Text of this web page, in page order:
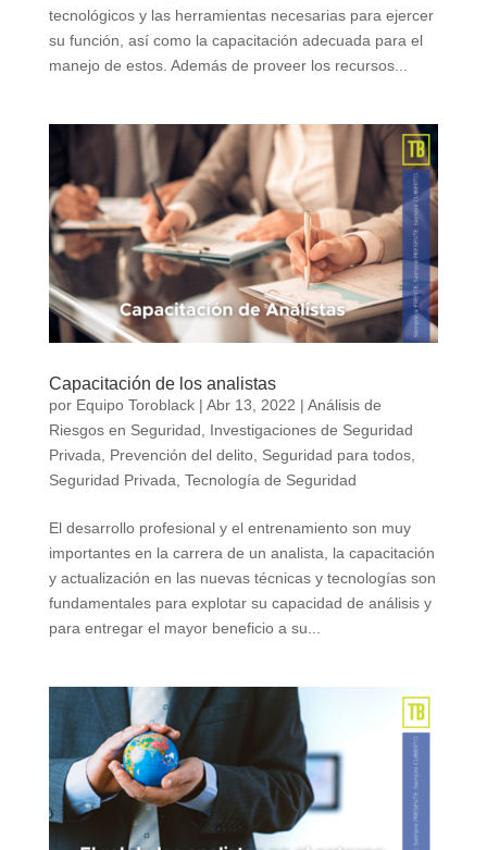
tecnológicos y las herramientas necesarias para ejercer
su función, así como la capacitación adecuada para el
manejo de estos. Además de proveer los recursos...
Capacitación de los analistas
por Equipo Toroblack| Abr 13, 2022 | Análisis de
Riesgos en Seguridad
Investigaciones de Seguridad
Privada
Prevención del delito, Seguridad para todos,
Seguridad Privada Tecnología de Seguridad
El desarrollo profesional y el entrenamiento son muy
importantes en la carrera de un analista, la capacitación
y actualización en las nuevas técnicas y tecnologías son
fundamentales para explotar su capacidad de análisis y
para entregar el mayor beneficio a su...